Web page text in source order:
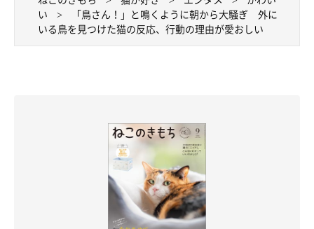
い
「鳥さん！」と鳴くように朝から大騒ぎ 外に
いる鳥を見つけた猫の反応、行動の理由が愛おしい